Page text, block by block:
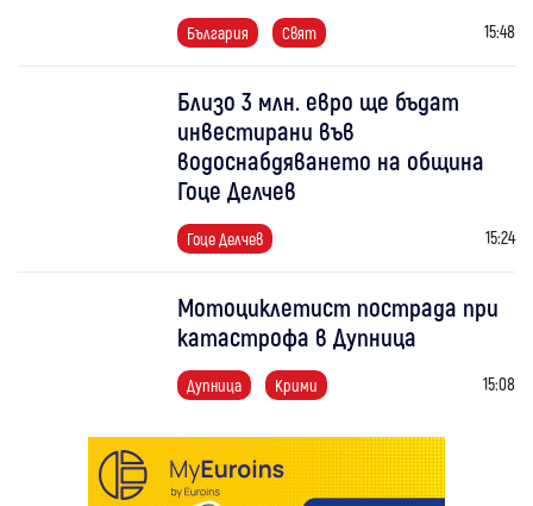
България Свят 15:48
Близо 3 млн. евро ще бъдат
инвестирани във
водоснабдяването на община
Гоце Делчев
Гоце Делчев 15:24
Мотоциклетист пострада при
катастрофа в Дупница
Дупница Крими 15:08